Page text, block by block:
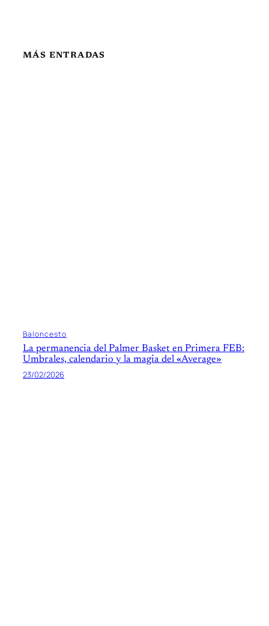
MÁS ENTRADAS
Baloncesto
La permanencia del Palmer Basket en Primera FEB:
Umbrales, calendario y la magia del «Average»
23/02/2026